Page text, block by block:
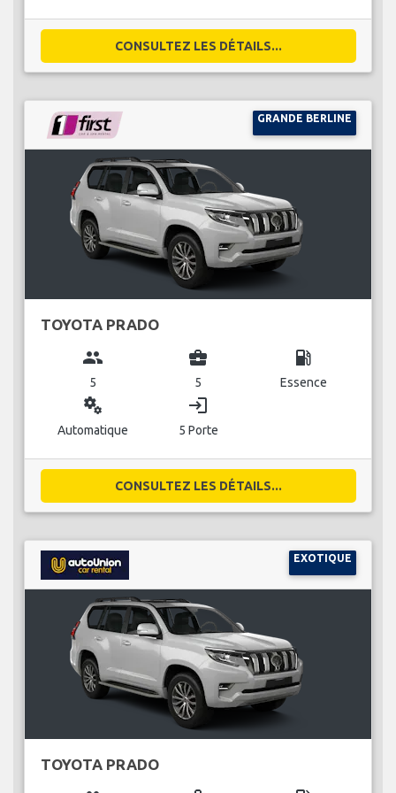
CONSULTEZ LES DÉTAILS...
GRANDE BERLINE
TOYOTA PRADO
group
5
business_center
5
local_gas_station
Essence
miscellaneous_services
Automatique
login
5 Porte
CONSULTEZ LES DÉTAILS...
EXOTIQUE
TOYOTA PRADO